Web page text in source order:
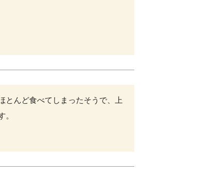
とんど食べてしまったそうで、上
。